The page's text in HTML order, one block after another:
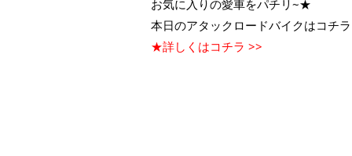
お気に入りの愛車をパチリ~★
本日のアタックロードバイクはコチ
★詳しくはコチラ >>